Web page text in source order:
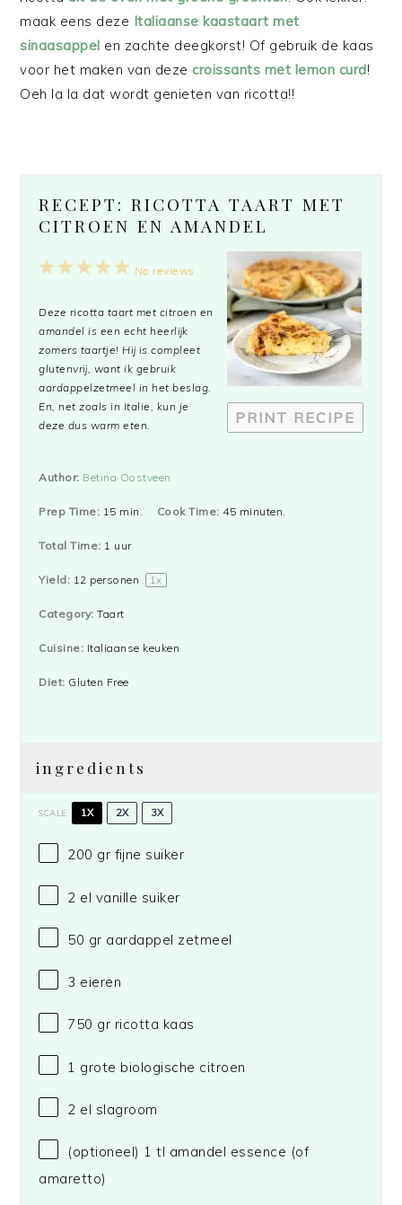
maak eens deze Italiaanse kaastaart met
sinaasappel en zachte deegkorst! Of gebruik de kaas
voor het maken van dezecroissants met lemon curd!
Oeh la la dat wordt genieten van ricotta!!
RECEPT: RICOTTA TAART MET
CITROEN EN AMANDEL
PRINT RECIPE
5
4
3
2
1
No reviews
Deze ricotta taart met citroen en
amandel is een echt heerlijk
zomers taartje! Hij is compleet
glutenvrij, want ik gebruik
aardappelzetmeel in het beslag.
En, net zoals in Italie, kun je
deze dus warm eten.
Author: Betina Oostveen
Prep Time: 15 min. Cook Time: 45 minuten.
Total Time: 1 uur
Yield: 12 personen 1x
Category: Taart
Cuisine: Italiaanse keuken
Diet: Gluten Free
ingredients
SCALE 1X 2X 3X
200 gr fijne suiker
2 el vanille suiker
50 gr aardappel zetmeel
3 eieren
750 gr ricotta kaas
1 grote biologische citroen
2 el slagroom
(optioneel) 1 tl amandel essence (of
amaretto)